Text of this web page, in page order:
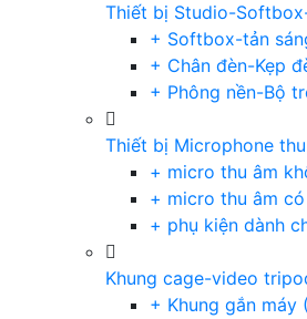
Thiết bị Studio-
+ Softbox-tản
+ Chân đèn-Kẹp
+ Phông nền-Bộ
Thiết bị Microphone
+ micro thu âm
+ micro thu âm
+ phụ kiện dành
Khung cage-video
+ Khung gắn máy